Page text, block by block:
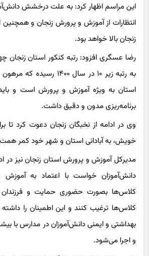
این مراسم اظهار کرد: به علت درخشش
انتظارات از آموزش و پرورش زنجان و همچنین
زنجان بالا خواهد بود.
به رتبه زیر ۱۰ در سال
استان به ویژه آموزش و پرورش است و
برنامه‌ریزی مدون و دقیق داشت.
وی در ادامه از نخبگان زنجان دعوت کرد تا
خویش، به آبادانی استان و شهر خود کمر
مدیرکل آموزش و پرورش استان زنجان نیز در
دانش‌آموزان خواست با اعتماد به آموزش
کلاس‌ها بصورت حضوری حمایت و
کلاس‌ها ترغیب کنند و این اطمینان را
بهداشتی و ایمنی دانش‌آموزان در مدارس با
و اجرا می‌شود.